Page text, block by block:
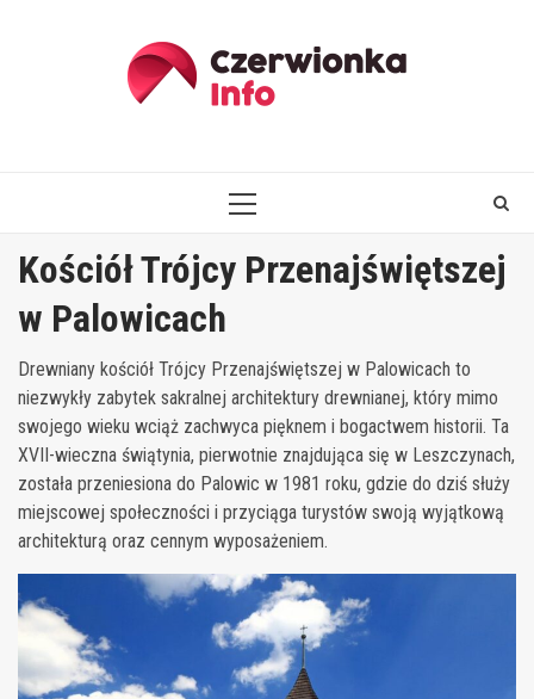
PRIMARY
Kościół Trójcy Przenajświętszej
w Palowicach
Drewniany kościół Trójcy Przenajświętszej w Palowicach to
niezwykły zabytek sakralnej architektury drewnianej, który mimo
swojego wieku wciąż zachwyca pięknem i bogactwem historii. Ta
XVII-wieczna świątynia, pierwotnie znajdująca się w Leszczynach,
została przeniesiona do Palowic w 1981 roku, gdzie do dziś służy
miejscowej społeczności i przyciąga turystów swoją wyjątkową
architekturą oraz cennym wyposażeniem.